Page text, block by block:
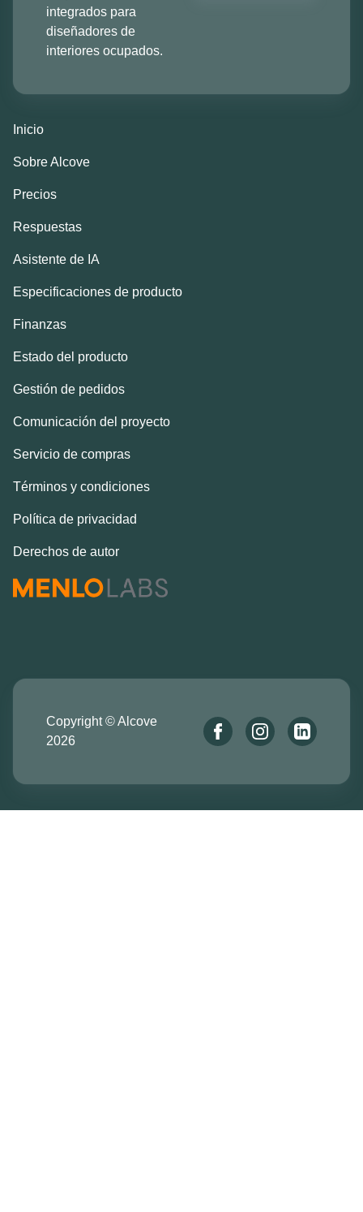
integrados para
diseñadores de
interiores ocupados.
Inicio
Sobre Alcove
Precios
Respuestas
Asistente de IA
Especificaciones de producto
Finanzas
Estado del producto
Gestión de pedidos
Comunicación del proyecto
Servicio de compras
Términos y condiciones
Política de privacidad
Derechos de autor
Copyright © Alcove
2026